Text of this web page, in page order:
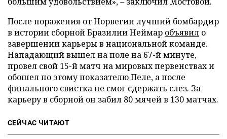
После поражения от Норвегии лучший бомбардир
в истории сборной Бразилии Неймар объявил о
завершении карьеры в национальной команде.
Нападающий вышел на поле на 67-й минуте,
провел свой 15-й матч на мировых первенствах и
обошел по этому показателю Пеле, а после
финального свистка не смог сдержать слез. За
карьеру в сборной он забил 80 мячей в 130 матчах.
СЕЙЧАС ЧИТАЮТ